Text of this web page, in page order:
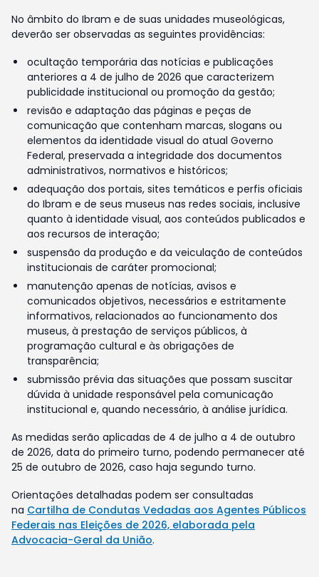
No âmbito do Ibram e de suas unidades museológicas,
deverão ser observadas as seguintes providências:
ocultação temporária das notícias e publicações
anteriores a 4 de julho de 2026 que caracterizem
publicidade institucional ou promoção da gestão;
revisão e adaptação das páginas e peças de
comunicação que contenham marcas, slogans ou
elementos da identidade visual do atual Governo
Federal, preservada a integridade dos documentos
administrativos, normativos e históricos;
adequação dos portais, sites temáticos e perfis oficiais
do Ibram e de seus museus nas redes sociais, inclusive
quanto à identidade visual, aos conteúdos publicados e
aos recursos de interação;
suspensão da produção e da veiculação de conteúdos
institucionais de caráter promocional;
manutenção apenas de notícias, avisos e
comunicados objetivos, necessários e estritamente
informativos, relacionados ao funcionamento dos
museus, à prestação de serviços públicos, à
programação cultural e às obrigações de
transparência;
submissão prévia das situações que possam suscitar
dúvida à unidade responsável pela comunicação
institucional e, quando necessário, à análise jurídica.
As medidas serão aplicadas de 4 de julho a 4 de outubro
de 2026, data do primeiro turno, podendo permanecer até
25 de outubro de 2026, caso haja segundo turno.
Orientações detalhadas podem ser consultadas
na Cartilha de Condutas Vedadas aos Agentes Públicos
Federais nas Eleições de 2026, elaborada pela
Advocacia-Geral da União.